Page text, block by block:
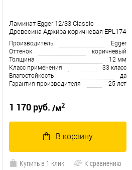
Ламинат Egger 12/33 Classic
Древесина Аджира коричневая EPL174
Производитель
Egger
Оттенок
коричневый
Толщина
12 мм
Класс применения
33 класс
Влагостойкость
да
Гарантия производителя
25 лет
1 170 руб. /м2
В корзину
Купить в 1 клик
К сравнению